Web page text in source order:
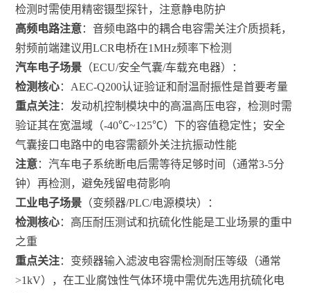
检测时需使用精密镊型探针，注意静电防护
高频电路注意：音频电路中的耦合电容需关注介质损耗，
射频前端建议用LCR电桥在1MHz频率下检测
汽车电子场景 （ECU/安全气囊/车载充电器）：
检测核心：AEC-Q200认证验证和耐温耐振性是首要考量
重点关注：发动机控制模块中的高温高压电容，检测时需
验证其在宽温域（-40℃~125℃）下的容值稳定性；安全
气囊接口电路中的电容需额外关注抗振动性能
注意：汽车电子系统断电后需等待足够时间（通常3-5分
钟）再检测，避免残留电荷影响
工业电子场景 （变频器/PLC/电源模块）：
检测核心：高压耐压测试和抗硫化性能是工业场景的重中
之重
重点关注：变频器输入滤波电容需检测耐压等级（通常
>1kV），在工业腐蚀性气体环境中需优先选用抗硫化电